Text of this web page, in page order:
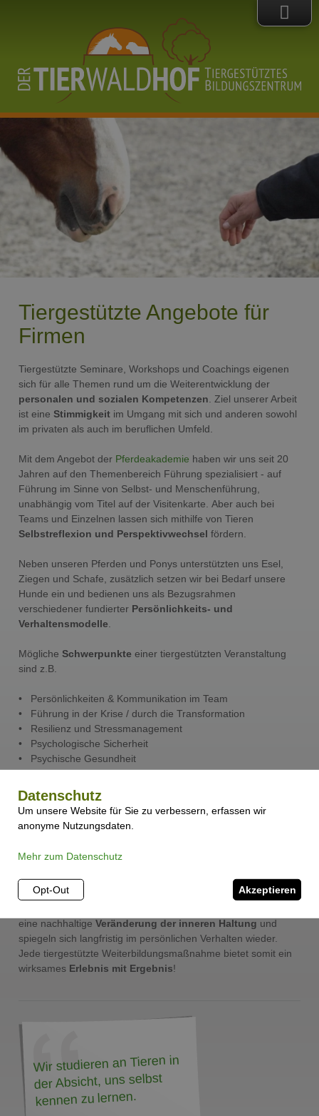
Tiergestützte Angebote für
Firmen
Tiergestützte Seminare, Workshops und Coachings eigenen
sich für alle Themen rund um die Weiterentwicklung der
personalen und sozialen Kompetenzen. Ziel unserer Arbeit
ist eine Stimmigkeit im Umgang mit sich und anderen sowohl
im privaten als auch im beruflichen Umfeld.
Mit dem Angebot der Pferdeakademie haben wir uns seit 20
Jahren auf den Themenbereich Führung spezialisiert - auf
Führung im Sinne von Selbst- und Menschenführung,
unabhängig vom Titel auf der Visitenkarte. Aber auch bei
Teams und Einzelnen lassen sich mithilfe von Tieren
Selbstreflexion und Perspektivwechsel fördern.
Neben unseren Pferden und Ponys unterstützten uns Esel,
Ziegen und Schafe, zusätzlich setzen wir bei Bedarf unsere
Hunde ein und bedienen uns als Bezugsrahmen
verschiedener fundierter Persönlichkeits- und
Verhaltensmodelle.
Mögliche Schwerpunkte einer tiergestützten Veranstaltung
sind z.B.
• Persönlichkeiten & Kommunikation im Team
• Führung in der Krise / durch die Transformation
• Resilienz und Stressmanagement
• Psychologische Sicherheit
• Psychische Gesundheit
Egal, welches Thema Sie und Ihre Mitarbeiter beschäftigt: Die
Arbeit mit Tieren ist immer bodenständig, lösungs- und
handlungsorientiert. Wir setzen an den vorhandenen
Potentialen der Teilnehmenden an und unterstützen sie
auf eine lockere Atmosphäre und Freude am Tun bei Mensch
und Tier - denn so lernt das Gehirn am besten!
eine nachhaltige Veränderung der inneren Haltung und
spiegeln sich langfristig im persönlichen Verhalten wieder.
Jede tiergestützte Weiterbildungsmaßnahme bietet somit ein
wirksames Erlebnis mit Ergebnis!
Wir studieren an Tieren in
der Absicht, uns selbst
kennen zu lernen.
Datenschutz
Um unsere Website für Sie zu verbessern, erfassen wir
anonyme Nutzungsdaten.
Mehr zum Datenschutz
Opt-Out Akzeptieren